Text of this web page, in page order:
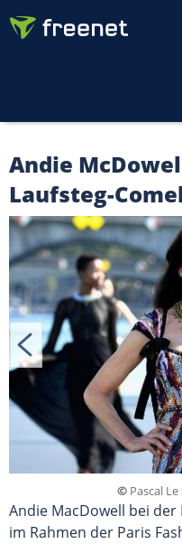
Andie
Laufsteg-
© Pascal
Andie MacDowell bei der
im Rahmen der Paris